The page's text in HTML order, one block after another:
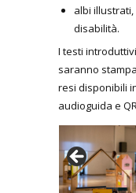
albi
disabilità.
I testi
saranno
resi disponibili
audioguida e